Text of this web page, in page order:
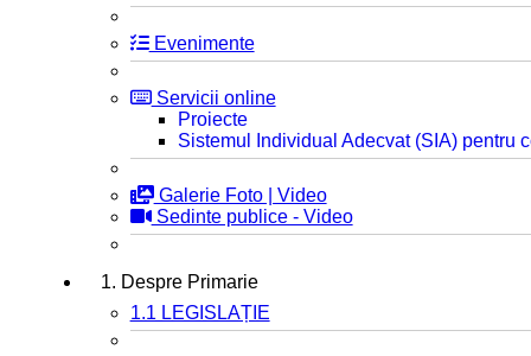
Evenimente
Servicii online
Proiecte
Sistemul Individual Adecvat (SIA) pentru
Galerie Foto | Video
Sedinte publice - Video
1. Despre Primarie
1.1 LEGISLAȚIE